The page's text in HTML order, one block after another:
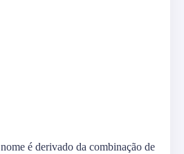
é derivado da combinação de